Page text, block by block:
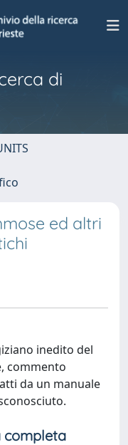
di
ed altri
inedito del
commento
da un manuale
completa